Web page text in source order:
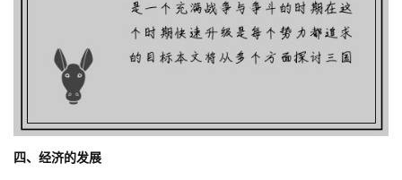
四、经济的发展